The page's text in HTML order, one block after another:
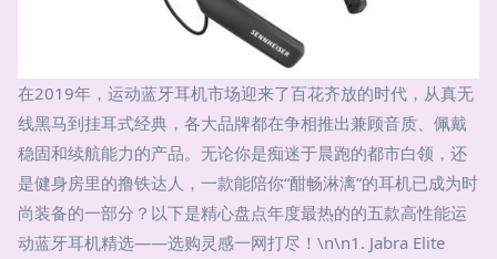
在2019年，运动蓝牙耳机市场迎来了百花齐放的时代，从真无
线黑马到挂耳式经典，各大品牌都在争相推出兼顾音质、佩戴
稳固和续航能力的产品。无论你是痴迷于晨跑的都市白领，还
是健身房里的撸铁达人，一款能陪你“酣畅淋漓”的耳机已成为时
尚装备的一部分？以下是精心盘点年度最热的的五款高性能运
动蓝牙耳机精选——选购灵感一网打尽！\n\n1. Jabra Elite